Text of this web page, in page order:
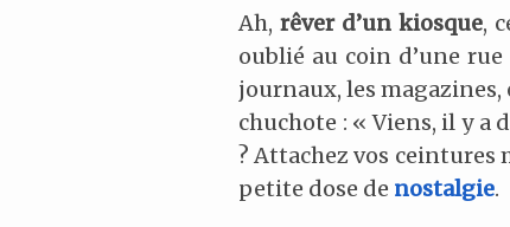
Ah, rêver d’un kiosque,
oublié au coin d’une
journaux, les magazines,
chuchote : « Viens, il y a
? Attachez vos ceintures
petite dose de nostalgie.